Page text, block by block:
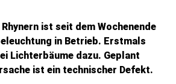
ist seit dem Wochenende
in Betrieb. Erstmals
Lichterbäume dazu. Geplant
ist ein technischer Defekt.